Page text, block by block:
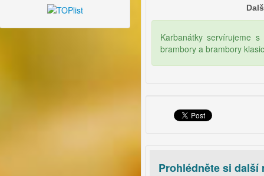
Karbanátky servírujeme
brambory a brambory
Prohlédněte si další